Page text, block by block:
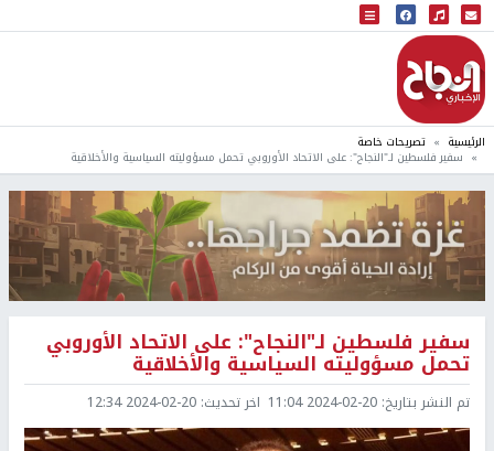
البث المباشر
إذاعة النجاح
الرئيسية تصريحات خاصة
سفير فلسطين لـ"النجاح": على الاتحاد الأوروبي تحمل مسؤوليته السياسية والأخلاقية
سفير فلسطين لـ"النجاح": على الاتحاد الأوروبي
تحمل مسؤوليته السياسية والأخلاقية
تم النشر بتاريخ: 2024-02-20 11:04 اخر تحديث: 2024-02-20 12:34